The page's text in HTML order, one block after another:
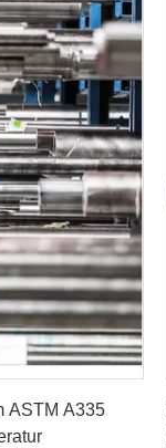
ASTM A335